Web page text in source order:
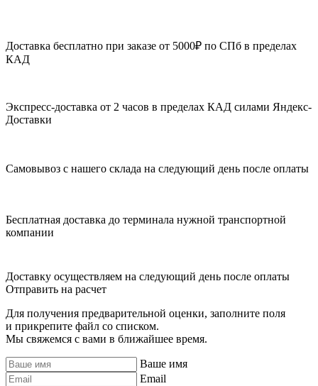
Доставка бесплатно при заказе от 5000₽ по СПб в пределах
КАД
Экспресс-доставка от 2 часов в пределах КАД силами Яндекс-
Доставки
Самовывоз с нашего склада на следующий день после оплаты
Бесплатная доставка до терминала нужной транспортной
компании
Доставку осуществляем на следующий день после оплаты
Отправить на расчет
Для получения предварительной оценки, заполните поля
и прикрепите файл со списком.
Мы свяжемся с вами в ближайшее время.
Ваше имя
Email